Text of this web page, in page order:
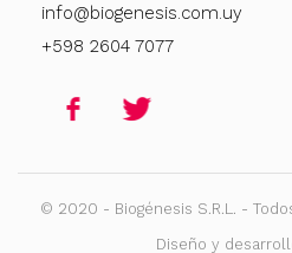
info@biogenesis.com.uy
+598 2604 7077
© 2020 - Biogénesis S.R.L. -
Diseño y